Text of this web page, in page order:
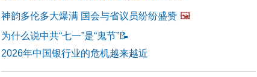
神韵多伦多大爆满 国会与省议员纷纷盛赞 🖼️
为什么说中共“七一”是“鬼节”📝
2026年中国银行业的危机越来越近